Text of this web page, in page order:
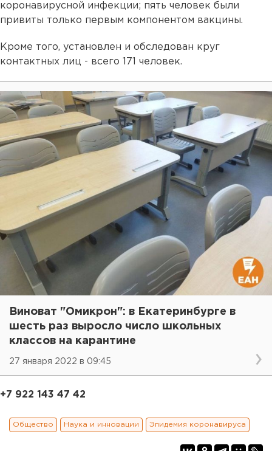
коронавирусной инфекции; пять человек были
привиты только первым компонентом вакцины.
Кроме того, установлен и обследован круг
контактных лиц - всего 171 человек.
Виноват "Омикрон": в Екатеринбурге в
шесть раз выросло число школьных
классов на карантине
27 января 2022 в 09:45
+7 922 143 47 42
Общество Наука и инновации Эпидемия коронавируса